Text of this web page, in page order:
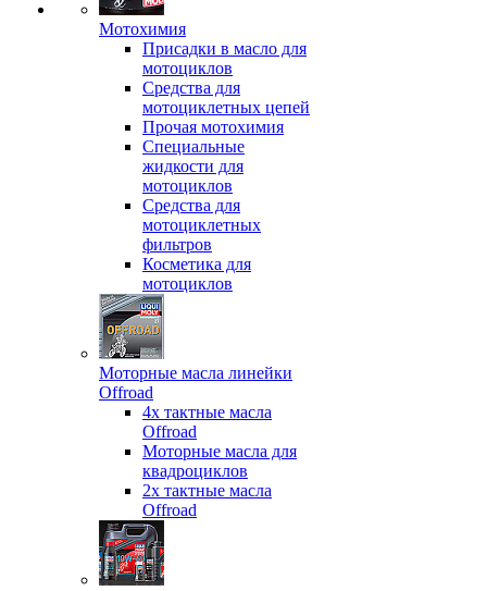
Мотохимия
Присадки в масло для
мотоциклов
Средства для
мотоциклетных цепей
Прочая мотохимия
Специальные
жидкости для
мотоциклов
Средства для
мотоциклетных
фильтров
Косметика для
мотоциклов
Моторные масла линейки
Offroad
4х тактные масла
Offroad
Моторные масла для
квадроциклов
2х тактные масла
Offroad